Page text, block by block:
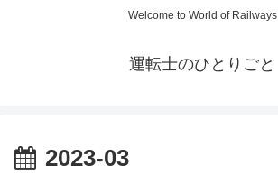
Welcome to World of Railways
運転士のひとりごと
2023-03